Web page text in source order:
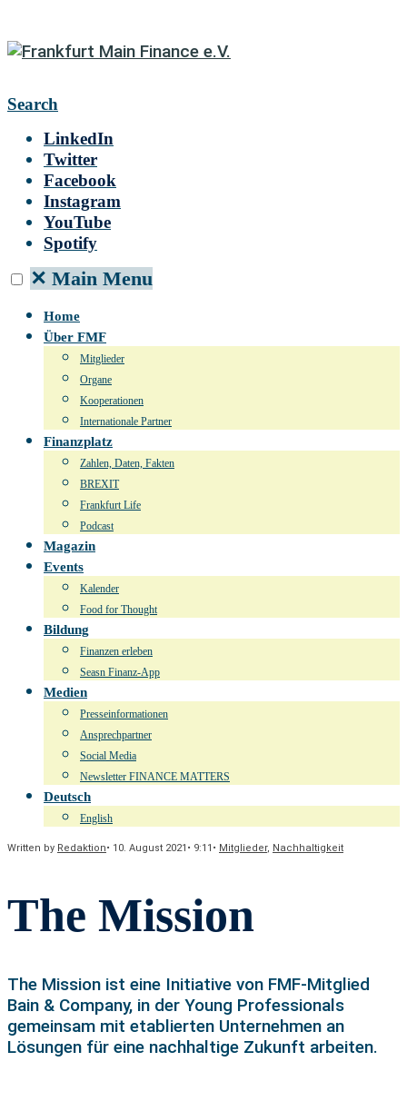
Search
LinkedIn
Twitter
Facebook
Instagram
YouTube
Spotify
✕ Main Menu
Home
Über FMF
Mitglieder
Organe
Kooperationen
Internationale Partner
Finanzplatz
Zahlen, Daten, Fakten
BREXIT
Frankfurt Life
Podcast
Magazin
Events
Kalender
Food for Thought
Bildung
Finanzen erleben
Seasn Finanz-App
Medien
Presseinformationen
Ansprechpartner
Social Media
Newsletter FINANCE MATTERS
Deutsch
English
Written by Redaktion• 10. August 2021 • 9:11 • Mitglieder, Nachhaltigkeit
The Mission
The Mission ist eine Initiative von FMF-Mitglied
Bain & Company, in der Young Professionals
gemeinsam mit etablierten Unternehmen an
Lösungen für eine nachhaltige Zukunft arbeiten.